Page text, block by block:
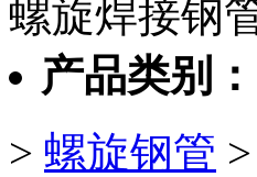
螺旋焊接钢
产品类别：
> 螺旋钢管 >